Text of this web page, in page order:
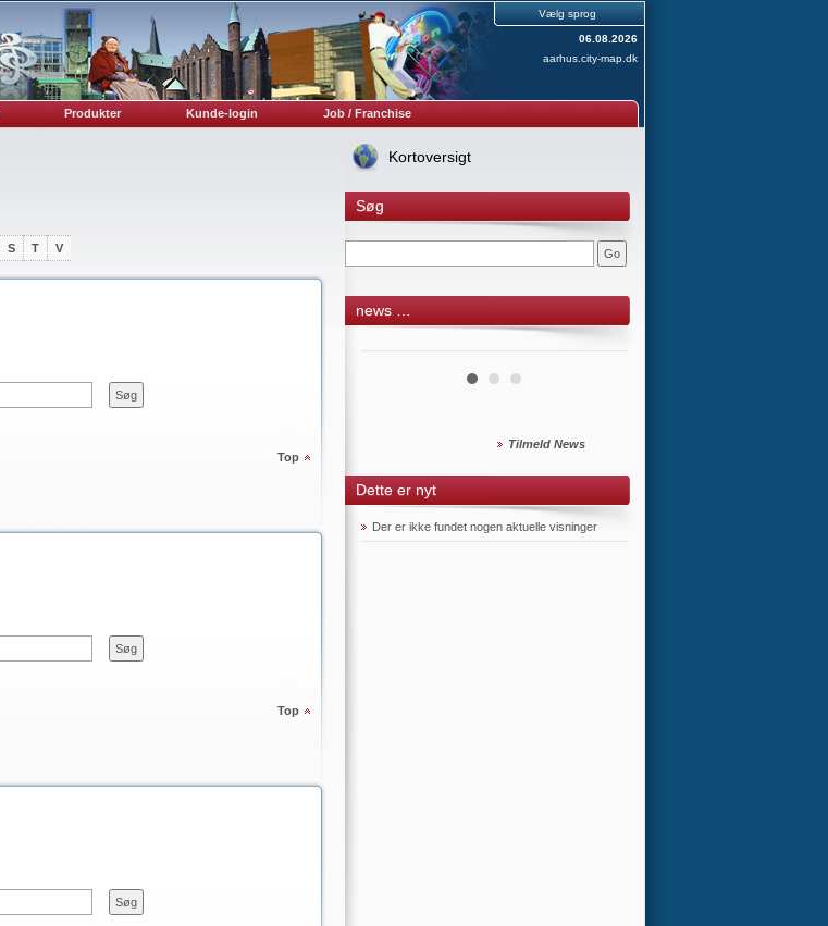
Vælg sprog
06.08.2026
aarhus.city-map.dk
Produkter Kunde-login Job / Franchise
S T V
Top
Top
Kortoversigt
Søg
news …
Tilmeld News
Dette er nyt
Der er ikke fundet nogen aktuelle visninger